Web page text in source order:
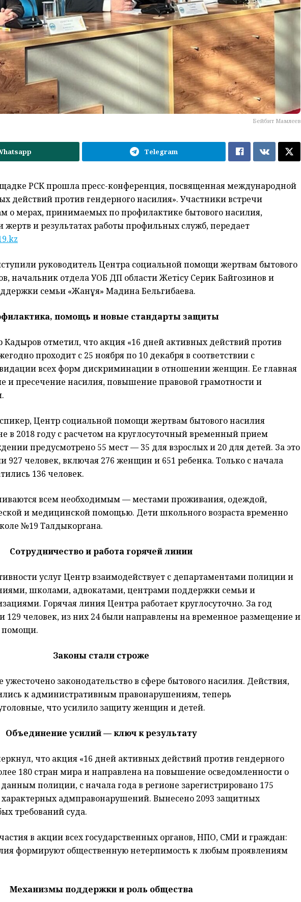
Бейбит Мамлеев
Telegram
РСК прошла пресс-конференция, посвященная международной
действий против гендерного насилия». Участники встречи
о мерах, принимаемых по профилактике бытового насилия,
и результатах работы профильных служб, передает
руководитель Центра социальной помощи жертвам бытового
начальник отдела УОБ ДП области Жетісу Серик Байгозинов и
семьи «Жанұя» Мадина Бельгибаева.
помощь и новые стандарты защиты
Кадыров отметил, что акция «16 дней активных действий против
проходит с 25 ноября по 10 декабря в соответствии с
всех форм дискриминации в отношении женщин. Ее главная
и пресечение насилия, повышение правовой грамотности и
Центр социальной помощи жертвам бытового насилия
в 2018 году с расчетом на круглосуточный временный прием
предусмотрено 55 мест — 35 для взрослых и 20 для детей. За это
человек, включая 276 женщин и 651 ребенка. Только с начала
136 человек.
всем необходимым — местами проживания, одеждой,
и медицинской помощью. Дети школьного возраста временно
№19 Талдыкоргана.
Сотрудничество и работа горячей линии
услуг Центр взаимодействует с департаментами полиции и
школами, адвокатами, центрами поддержки семьи и
Горячая линия Центра работает круглосуточно. За год
129 человек, из них 24 были направлены на временное размещение и
помощи.
Законы стали строже
ужесточено законодательство в сфере бытового насилия. Действия,
к административным правонарушениям, теперь
что усилило защиту женщин и детей.
Объединение усилий — ключ к результату
что акция «16 дней активных действий против гендерного
180 стран мира и направлена на повышение осведомленности о
полиции, с начала года в регионе зарегистрировано 175
характерных адмправонарушений. Вынесено 2093 защитных
требований суда.
в акции всех государственных органов, НПО, СМИ и граждан:
формируют общественную нетерпимость к любым проявлениям
Механизмы поддержки и роль общества